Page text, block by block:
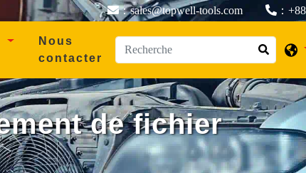
：sales@topwell-tools.com ：
Nous
contacter
de fichier